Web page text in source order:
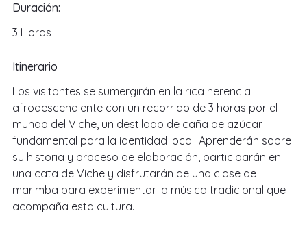
Duración:
3 Horas
Itinerario
Los visitantes se sumergirán en la rica herencia
afrodescendiente con un recorrido de 3 horas por el
mundo del Viche, un destilado de caña de azúcar
fundamental para la identidad local. Aprenderán sobre
su historia y proceso de elaboración, participarán en
una cata de Viche y disfrutarán de una clase de
marimba para experimentar la música tradicional que
acompaña esta cultura.